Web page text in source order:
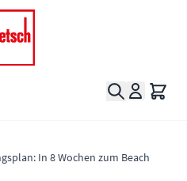
Suche
In 8 Wochen zum Beach